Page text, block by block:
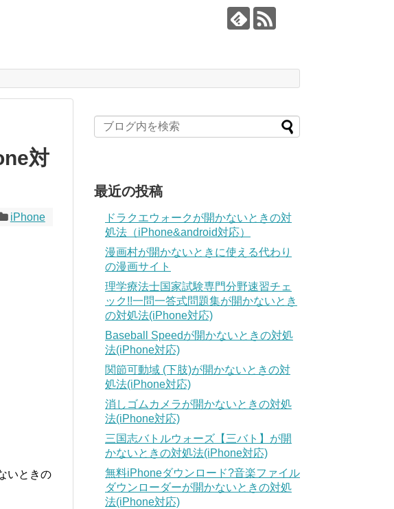
対
iPhone
いときの
最近の投稿
ドラクエウォークが開かないときの対
処法（iPhone&android対応）
漫画村が開かないときに使える代わり
の漫画サイト
理学療法士国家試験専門分野速習チェ
ック!!一問一答式問題集が開かないとき
の対処法(iPhone対応)
Baseball Speedが開かないときの対処
法(iPhone対応)
関節可動域 (下肢)が開かないときの対
処法(iPhone対応)
消しゴムカメラが開かないときの対処
法(iPhone対応)
三国志バトルウォーズ【三バト】が開
かないときの対処法(iPhone対応)
無料iPhoneダウンロード?音楽ファイル
ダウンローダーが開かないときの対処
法(iPhone対応)